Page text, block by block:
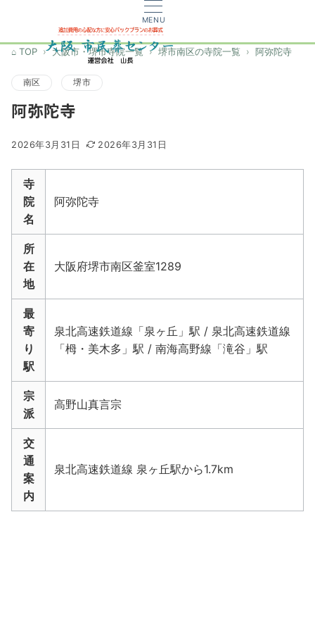
MENU
TOP 大阪市・堺市寺院一覧 堺市南区の寺院一覧 阿弥陀寺
南区 堺市
阿弥陀寺
2026年3月31日 2026年3月31日
寺
院
名
阿弥陀寺
所
在
地
大阪府堺市南区釜室1289
最
寄
り
駅
泉北高速鉄道線「泉ヶ丘」駅 / 泉北高速鉄道線
「栂・美木多」駅 / 南海高野線「滝谷」駅
宗
派
高野山真言宗
交
通
案
内
泉北高速鉄道線 泉ヶ丘駅から1.7km